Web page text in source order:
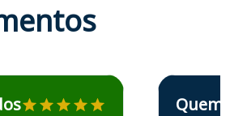
recomenda o Aprova Concursos emEstudante Elais
Quem